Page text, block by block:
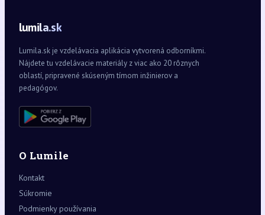
lumila.sk
Lumila.sk je vzdelávacia aplikácia vytvorená odborníkmi.
Nájdete tu vzdelávacie materiály z viac ako 20 rôznych
oblastí, pripravené skúseným tímom inžinierov a
pedagógov.
O Lumile
Kontakt
Súkromie
Podmienky používania